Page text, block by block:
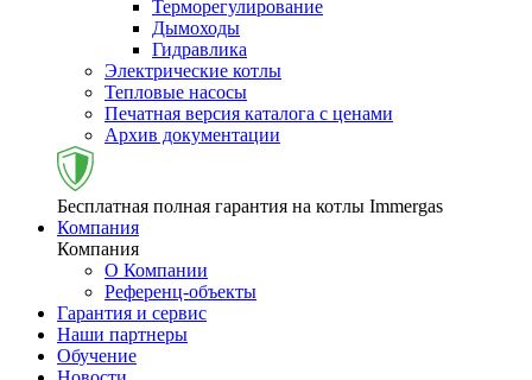
Терморегулирование
Дымоходы
Гидравлика
Электрические котлы
Тепловые насосы
Печатная версия каталога с ценами
Архив документации
Бесплатная полная гарантия на котлы Immergas
Компания
Компания
О Компании
Референц-объекты
Гарантия и сервис
Наши партнеры
Обучение